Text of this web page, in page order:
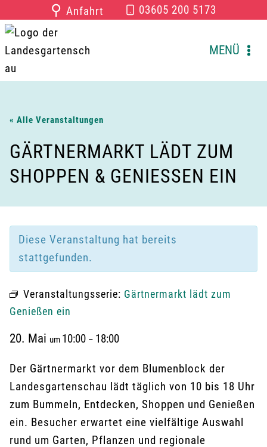
Inhalt
springen
⚲ Anfahrt 03605 200 5173
MENÜ
« Alle Veranstaltungen
GÄRTNERMARKT LÄDT ZUM
SHOPPEN & GENIESSEN EIN
Diese Veranstaltung hat bereits
stattgefunden.
Veranstaltungsserie: Gärtnermarkt lädt zum
Genießen ein
20. Mai um 10:00 – 18:00
Der Gärtnermarkt vor dem Blumenblock der
Landesgartenschau lädt täglich von 10 bis 18 Uhr
zum Bummeln, Entdecken, Shoppen und Genießen
ein. Besucher erwartet eine vielfältige Auswahl
rund um Garten, Pflanzen und regionale